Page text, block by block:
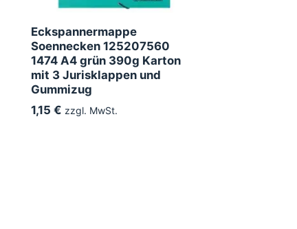
Eckspannermappe
Soennecken 125207560
1474 A4 grün 390g Karton
mit 3 Jurisklappen und
Gummizug
1,15 € zzgl. MwSt.